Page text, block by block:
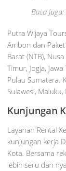
Baca Juga:
Putra Wijaya
Ambon dan
Barat (NTB),
Timur, Jogja,
Pulau Sumatera.
Sulawesi,
Kunjungan
Layanan Rental
kunjungan kerja
Kota. Bersama
lebih seru dan